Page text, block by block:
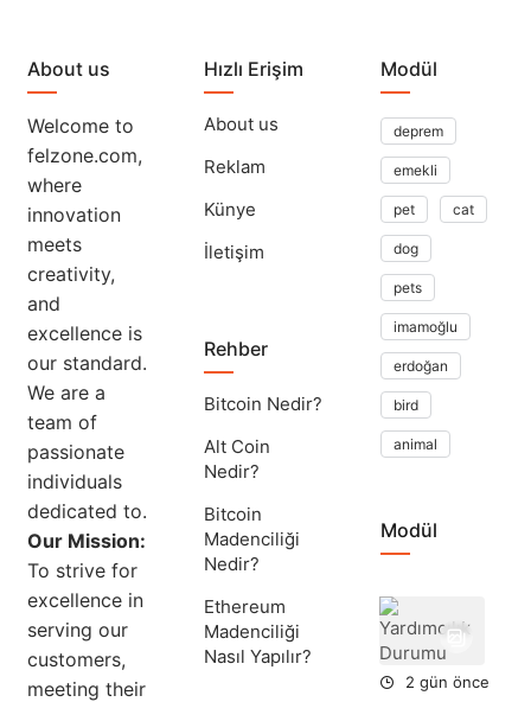
About us
Welcome to
felzone.com,
where
innovation
meets
creativity,
and
excellence is
our standard.
We are a
team of
passionate
individuals
dedicated to.
Our Mission:
To strive for
excellence in
serving our
customers,
meeting their
Hızlı Erişim
About us
Reklam
Künye
İletişim
Rehber
Bitcoin Nedir?
Alt Coin
Nedir?
Bitcoin
Madenciliği
Nedir?
Ethereum
Madenciliği
Nasıl Yapılır?
Modül
deprem
emekli
pet cat
dog
pets
imamoğlu
erdoğan
bird
animal
Modül
2 gün önce